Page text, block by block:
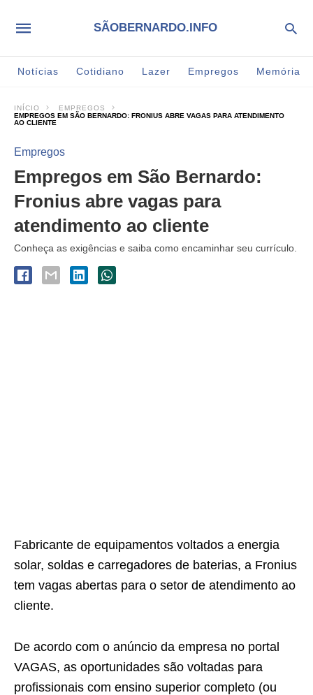
SÃOBERNARDO.INFO
Notícias Cotidiano Lazer Empregos Memória
INÍCIO
EMPREGOS
EMPREGOS EM SÃO BERNARDO: FRONIUS ABRE VAGAS PARA ATENDIMENTO
AO CLIENTE
Empregos
Empregos em São Bernardo:
Fronius abre vagas para
atendimento ao cliente
Conheça as exigências e saiba como encaminhar seu currículo.
Fabricante de equipamentos voltados a energia
solar, soldas e carregadores de baterias, a Fronius
tem vagas abertas para o setor de atendimento ao
cliente.
De acordo com o anúncio da empresa no portal
VAGAS, as oportunidades são voltadas para
profissionais com ensino superior completo (ou